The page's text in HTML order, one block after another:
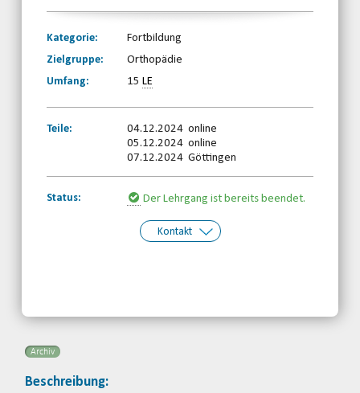
Kategorie:
Fortbildung
Zielgruppe:
Orthopädie
Umfang:
15LE
Teile:
04.12.2024 online
05.12.2024 online
07.12.2024 Göttingen
Status: Der Lehrgang ist bereits beendet.
Kontakt
Archiv
Beschreibung: